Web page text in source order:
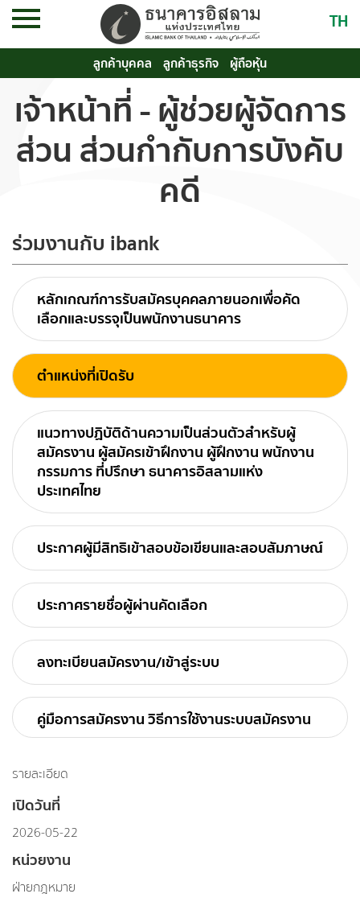
TH
ลูกค้าบุคคล ลูกค้าธุรกิจ ผู้ถือหุ้น
เจ้าหน้าที่ - ผู้ช่วยผู้จัดการ
ส่วน ส่วนกำกับการบังคับ
คดี
ร่วมงานกับ ibank
หลักเกณฑ์การรับสมัครบุคคลภายนอกเพื่อคัด
เลือกและบรรจุเป็นพนักงานธนาคาร
ตำแหน่งที่เปิดรับ
แนวทางปฏิบัติด้านความเป็นส่วนตัวสำหรับผู้
สมัครงาน ผู้สมัครเข้าฝึกงาน ผู้ฝึกงาน พนักงาน
กรรมการ ที่ปรึกษา ธนาคารอิสลามแห่ง
ประเทศไทย
ประกาศผู้มีสิทธิเข้าสอบข้อเขียนและสอบสัมภาษณ์
ประกาศรายชื่อผู้ผ่านคัดเลือก
ลงทะเบียนสมัครงาน/เข้าสู่ระบบ
คู่มือการสมัครงาน วิธีการใช้งานระบบสมัครงาน
รายละเอียด
เปิดวันที่
2026-05-22
หน่วยงาน
ฝ่ายกฎหมาย